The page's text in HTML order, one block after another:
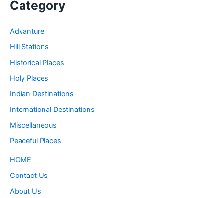
Category
Advanture
Hill Stations
Historical Places
Holy Places
Indian Destinations
International Destinations
Miscellaneous
Peaceful Places
HOME
Contact Us
About Us